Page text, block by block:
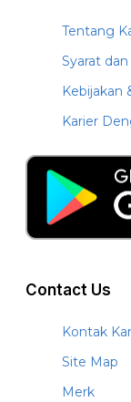
Tentang
Syarat
Kebijakan
Karier
Contact Us
Kontak
Site Map
Merk